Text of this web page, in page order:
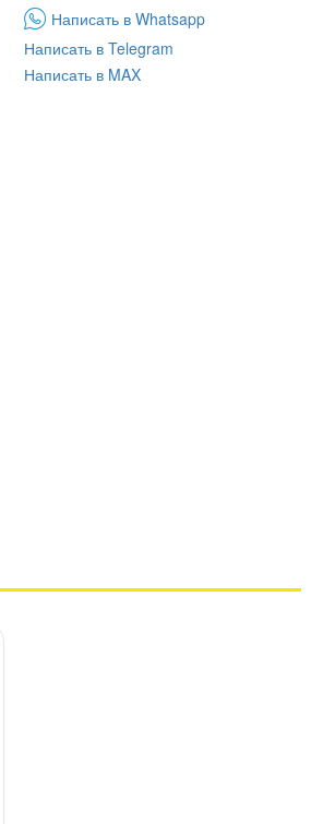
Написать в Whatsapp
Написать в Telegram
Написать в MAX